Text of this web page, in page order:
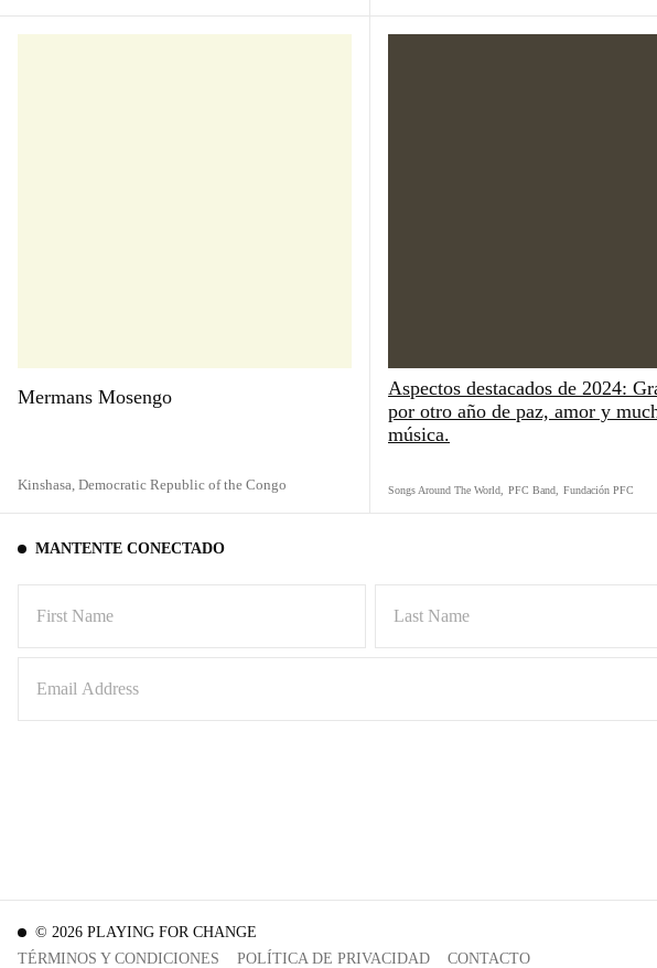
Mermans Mosengo
Kinshasa, Democratic Republic of the Congo
Aspectos destacados de 2024:
por otro año de paz, amor y
música.
Songs Around The World PFC Band Fundación PFC
MANTENTE CONECTADO
© 2026 PLAYING FOR CHANGE
TÉRMINOS Y CONDICIONES
POLÍTICA DE PRIVACIDAD CONTACTO